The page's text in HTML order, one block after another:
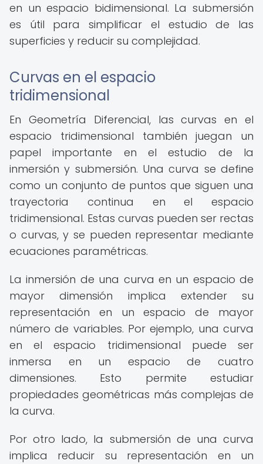
en un espacio bidimensional. La submersión
es útil para simplificar el estudio de las
superficies y reducir su complejidad.
Curvas en el espacio
tridimensional
En Geometría Diferencial, las curvas en el
espacio tridimensional también juegan un
papel importante en el estudio de la
inmersión y submersión. Una curva se define
como un conjunto de puntos que siguen una
trayectoria continua en el espacio
tridimensional. Estas curvas pueden ser rectas
o curvas, y se pueden representar mediante
ecuaciones paramétricas.
La inmersión de una curva en un espacio de
mayor dimensión implica extender su
representación en un espacio de mayor
número de variables. Por ejemplo, una curva
en el espacio tridimensional puede ser
inmersa en un espacio de cuatro
dimensiones. Esto permite estudiar
propiedades geométricas más complejas de
la curva.
Por otro lado, la submersión de una curva
implica reducir su representación en un